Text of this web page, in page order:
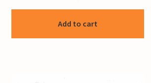
Add to cart